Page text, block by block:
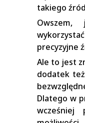
takiego
Owszem,
precyzyjne
Ale to jest
dodatek
Dlatego w
wcześniej